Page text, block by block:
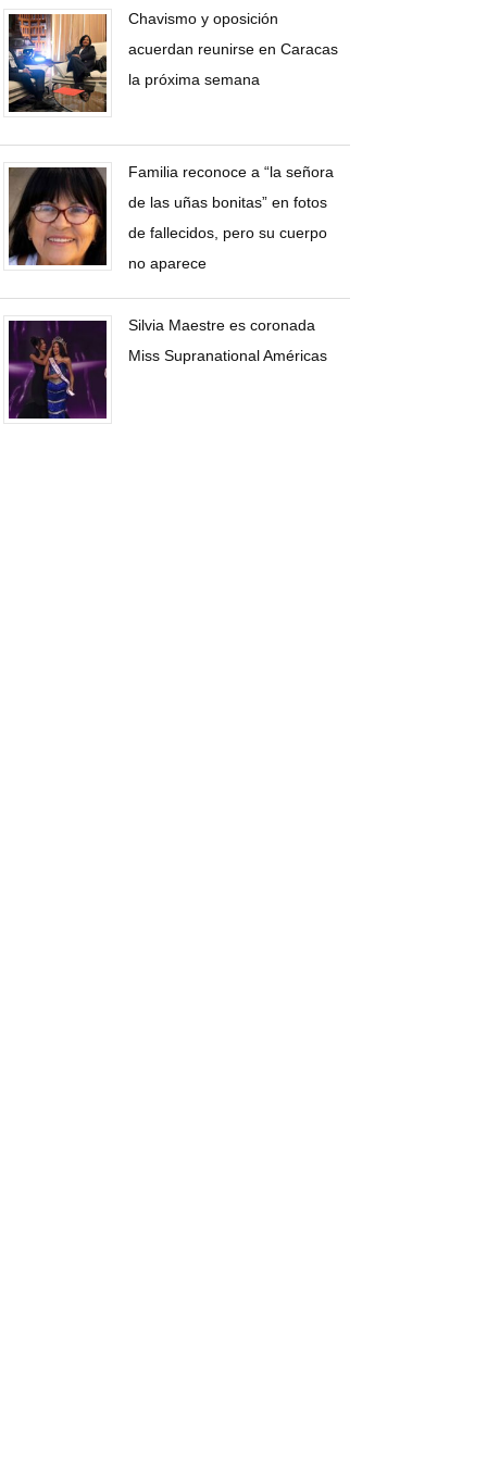
Chavismo y oposición
acuerdan reunirse en Caracas
la próxima semana
Familia reconoce a “la señora
de las uñas bonitas” en fotos
de fallecidos, pero su cuerpo
no aparece
Silvia Maestre es coronada
Miss Supranational Américas